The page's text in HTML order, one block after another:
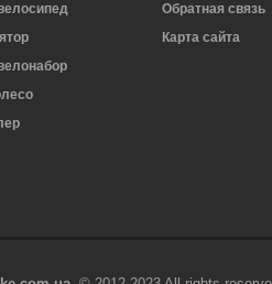
Обратная связь
Карта сайта